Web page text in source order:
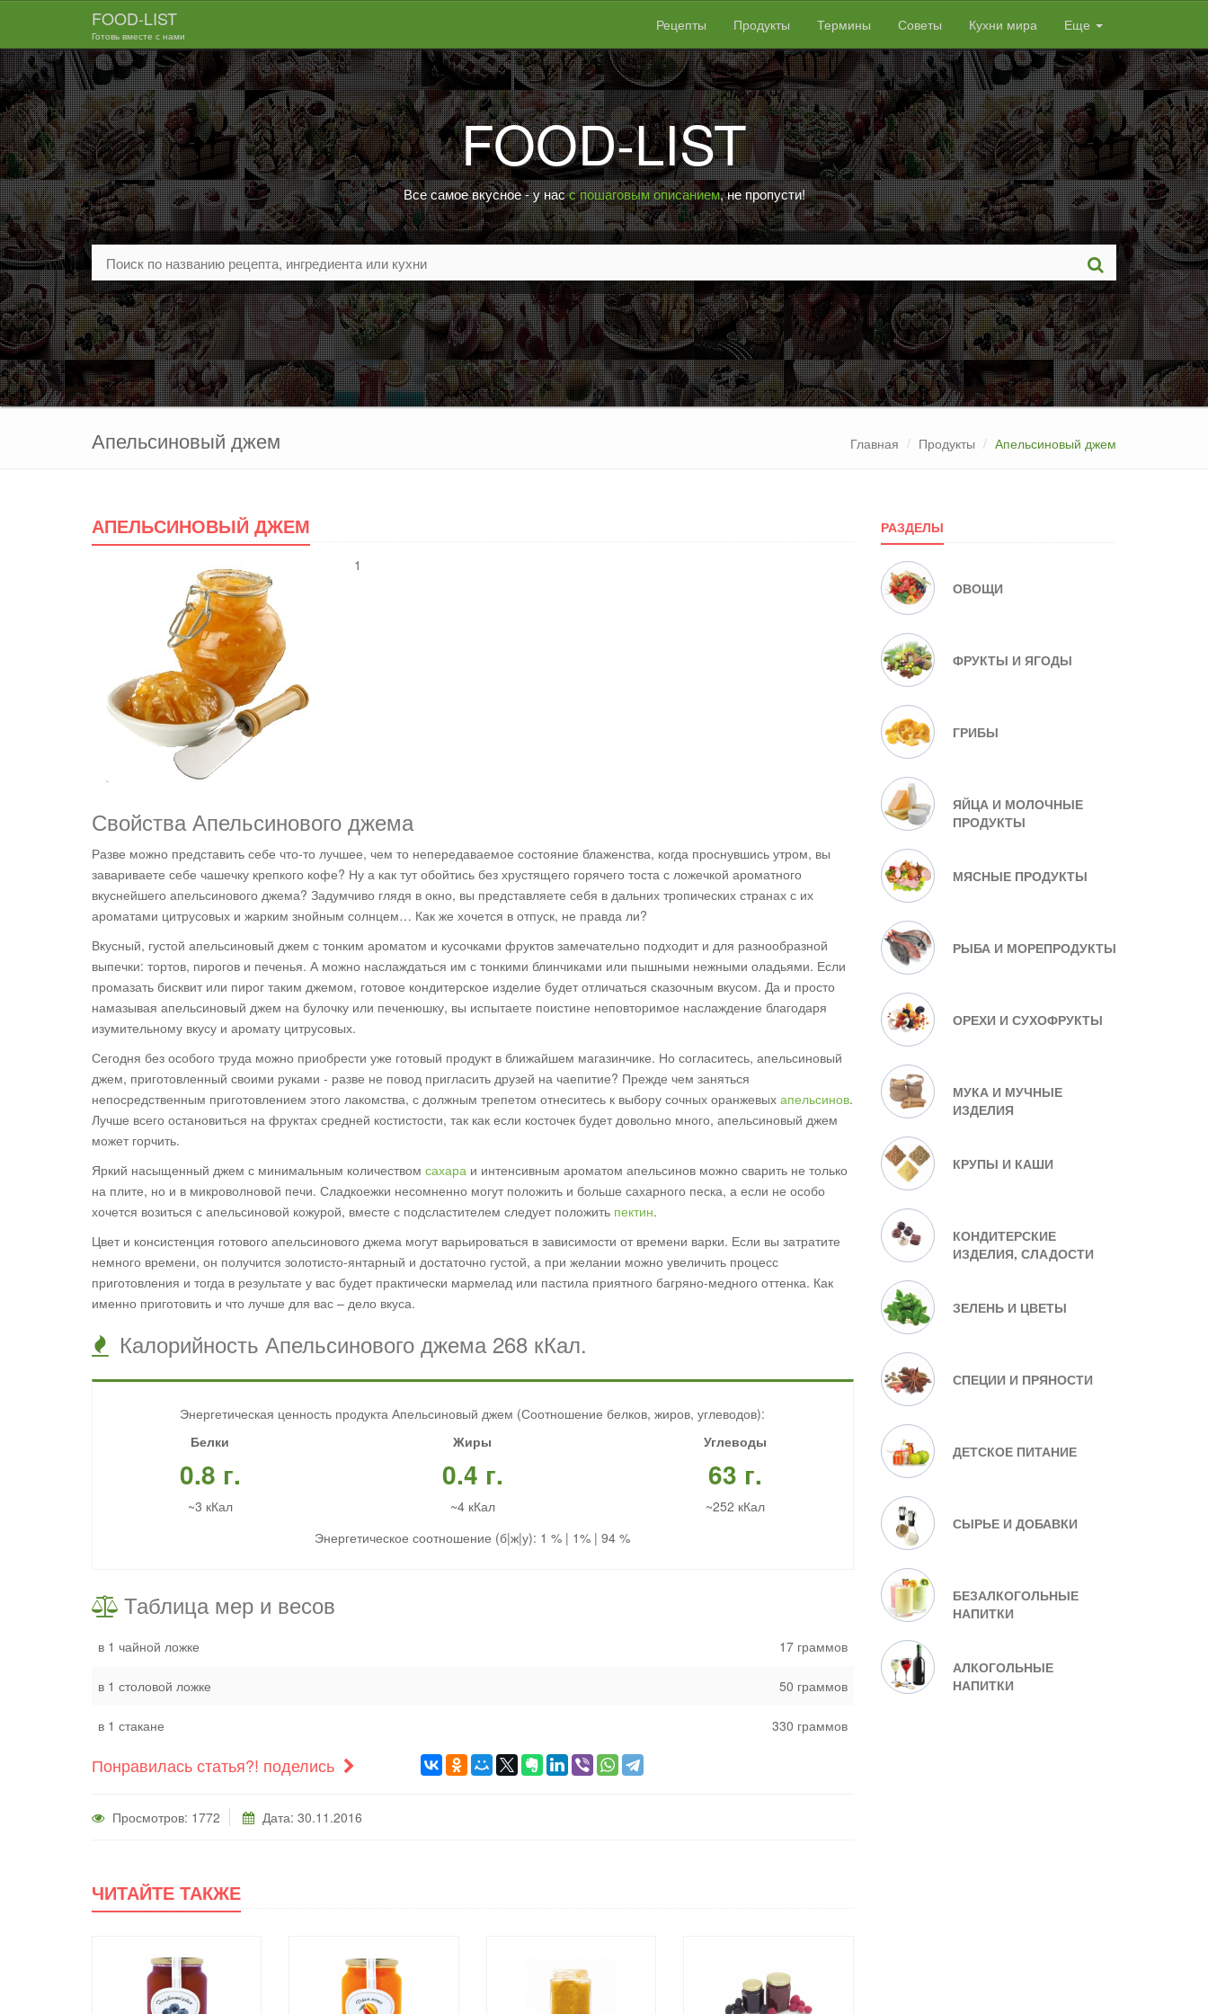
FOOD-LIST
Готовь вместе с нами
Рецепты Продукты Термины Советы Кухни мира Еще
FOOD-LIST
Все самое вкусное - у насс пошаговым описанием, не пропусти!
Апельсиновый джем Главная Продукты Апельсиновый джем
АПЕЛЬСИНОВЫЙ ДЖЕМ
1
Свойства Апельсинового джема
Разве можно представить себе что-то лучшее, чем то непередаваемое состояние блаженства, когда проснувшись утром, вы
завариваете себе чашечку крепкого кофе? Ну а как тут обойтись без хрустящего горячего тоста с ложечкой ароматного
вкуснейшего апельсинового джема? Задумчиво глядя в окно, вы представляете себя в дальних тропических странах с их
ароматами цитрусовых и жарким знойным солнцем… Как же хочется в отпуск, не правда ли?
Вкусный, густой апельсиновый джем с тонким ароматом и кусочками фруктов замечательно подходит и для разнообразной
выпечки: тортов, пирогов и печенья. А можно наслаждаться им с тонкими блинчиками или пышными нежными оладьями. Если
промазать бисквит или пирог таким джемом, готовое кондитерское изделие будет отличаться сказочным вкусом. Да и просто
намазывая апельсиновый джем на булочку или печенюшку, вы испытаете поистине неповторимое наслаждение благодаря
изумительному вкусу и аромату цитрусовых.
Сегодня без особого труда можно приобрести уже готовый продукт в ближайшем магазинчике. Но согласитесь, апельсиновый
джем, приготовленный своими руками - разве не повод пригласить друзей на чаепитие? Прежде чем заняться
непосредственным приготовлением этого лакомства, с должным трепетом отнеситесь к выбору сочных оранжевых апельсинов.
Лучше всего остановиться на фруктах средней костистости, так как если косточек будет довольно много, апельсиновый джем
может горчить.
Яркий насыщенный джем с минимальным количеством сахара и интенсивным ароматом апельсинов можно сварить не только
на плите, но и в микроволновой печи. Сладкоежки несомненно могут положить и больше сахарного песка, а если не особо
хочется возиться с апельсиновой кожурой, вместе с подсластителем следует положить пектин.
Цвет и консистенция готового апельсинового джема могут варьироваться в зависимости от времени варки. Если вы затратите
немного времени, он получится золотисто-янтарный и достаточно густой, а при желании можно увеличить процесс
приготовления и тогда в результате у вас будет практически мармелад или пастила приятного багряно-медного оттенка. Как
именно приготовить и что лучше для вас – дело вкуса.
Калорийность Апельсинового джема 268 кКал.
Энергетическая ценность продукта Апельсиновый джем (Соотношение белков, жиров, углеводов):
Белки
0.8 г.
~3 кКал
Жиры
0.4 г.
~4 кКал
Углеводы
63 г.
~252 кКал
Энергетическое соотношение (б|ж|у): 1 % | 1% | 94 %
Таблица мер и весов
в 1 чайной ложке 17 граммов
в 1 столовой ложке 50 граммов
в 1 стакане 330 граммов
Понравилась статья?! поделись
Просмотров: 1772 Дата: 30.11.2016
ЧИТАЙТЕ ТАКЖЕ
РАЗДЕЛЫ
ОВОЩИ
ФРУКТЫ И ЯГОДЫ
ГРИБЫ
ЯЙЦА И МОЛОЧНЫЕ
ПРОДУКТЫ
МЯСНЫЕ ПРОДУКТЫ
РЫБА И МОРЕПРОДУКТЫ
ОРЕХИ И СУХОФРУКТЫ
МУКА И МУЧНЫЕ
ИЗДЕЛИЯ
КРУПЫ И КАШИ
КОНДИТЕРСКИЕ
ИЗДЕЛИЯ, СЛАДОСТИ
ЗЕЛЕНЬ И ЦВЕТЫ
СПЕЦИИ И ПРЯНОСТИ
ДЕТСКОЕ ПИТАНИЕ
СЫРЬЕ И ДОБАВКИ
БЕЗАЛКОГОЛЬНЫЕ
НАПИТКИ
АЛКОГОЛЬНЫЕ
НАПИТКИ